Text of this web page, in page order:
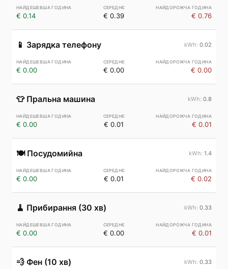
€ 0.14 € 0.39 € 0.76
📱 Зарядка телефону 0.02
€ 0.00 € 0.00 € 0.00
👕 Пральна машина 0.8
€ 0.00 € 0.01 € 0.01
🍽️ Посудомийна 1.4
€ 0.00 € 0.01 € 0.02
🧹 Прибирання (30 хв) 0.33
€ 0.00 € 0.00 € 0.01
💨 Фен (10 хв) 0.33